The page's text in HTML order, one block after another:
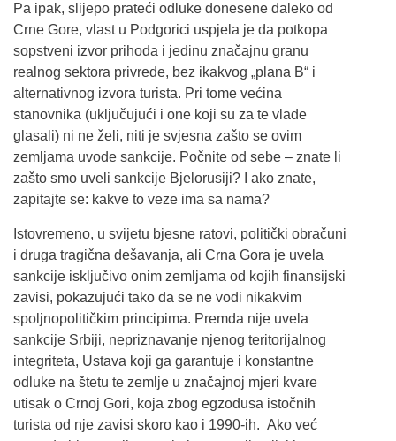
Pa ipak, slijepo prateći odluke donesene daleko od
Crne Gore, vlast u Podgorici uspjela je da potkopa
sopstveni izvor prihoda i jedinu značajnu granu
realnog sektora privrede, bez ikakvog „plana B“ i
alternativnog izvora turista. Pri tome većina
stanovnika (uključujući i one koji su za te vlade
glasali) ni ne želi, niti je svjesna zašto se ovim
zemljama uvode sankcije. Počnite od sebe – znate li
zašto smo uveli sankcije Bjelorusiji? I ako znate,
zapitajte se: kakve to veze ima sa nama?
Istovremeno, u svijetu bjesne ratovi, politički obračuni
i druga tragična dešavanja, ali Crna Gora je uvela
sankcije isključivo onim zemljama od kojih finansijski
zavisi, pokazujući tako da se ne vodi nikakvim
spoljnopolitičkim principima. Premda nije uvela
sankcije Srbiji, nepriznavanje njenog teritorijalnog
integriteta, Ustava koji ga garantuje i konstantne
odluke na štetu te zemlje u značajnoj mjeri kvare
utisak o Crnoj Gori, koja zbog egzodusa istočnih
turista od nje zavisi skoro kao i 1990-ih. Ako već